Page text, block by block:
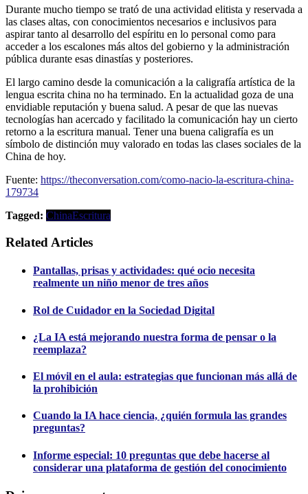
Durante mucho tiempo se trató de una actividad elitista y reservada a
las clases altas, con conocimientos necesarios e inclusivos para
aspirar tanto al desarrollo del espíritu en lo personal como para
acceder a los escalones más altos del gobierno y la administración
pública durante esas dinastías y posteriores.
El largo camino desde la comunicación a la caligrafía artística de la
lengua escrita china no ha terminado. En la actualidad goza de una
envidiable reputación y buena salud. A pesar de que las nuevas
tecnologías han acercado y facilitado la comunicación hay un cierto
retorno a la escritura manual. Tener una buena caligrafía es un
símbolo de distinción muy valorado en todas las clases sociales de la
China de hoy.
Fuente: https://theconversation.com/como-nacio-la-escritura-china-
179734
Tagged: ChinaEscritura
Related Articles
Pantallas, prisas y actividades: qué ocio necesita
realmente un niño menor de tres años
Rol de Cuidador en la Sociedad Digital
¿La IA está mejorando nuestra forma de pensar o la
reemplaza?
El móvil en el aula: estrategias que funcionan más allá de
la prohibición
Cuando la IA hace ciencia, ¿quién formula las grandes
preguntas?
Informe especial: 10 preguntas que debe hacerse al
considerar una plataforma de gestión del conocimiento